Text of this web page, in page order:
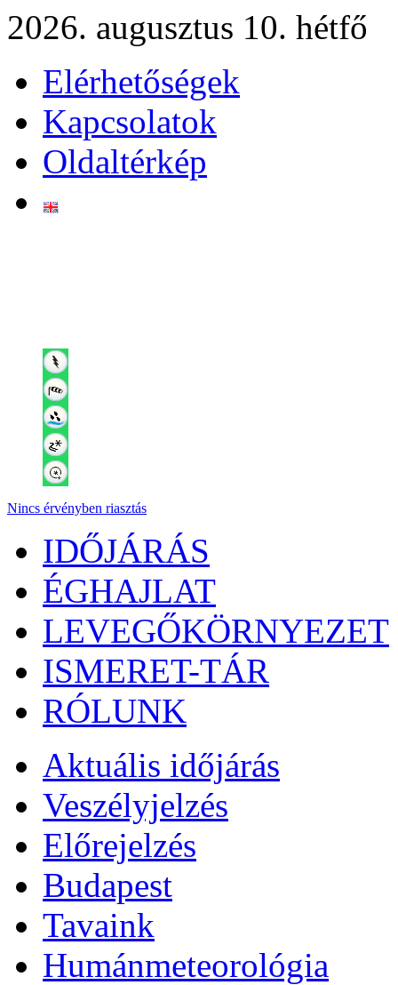
2026. augusztus 10. hétfő
Elérhetőségek
Kapcsolatok
Oldaltérkép
Nincs érvényben riasztás
IDŐJÁRÁS
ÉGHAJLAT
LEVEGŐKÖRNYEZET
ISMERET-TÁR
RÓLUNK
Aktuális időjárás
Veszélyjelzés
Előrejelzés
Budapest
Tavaink
Humánmeteorológia